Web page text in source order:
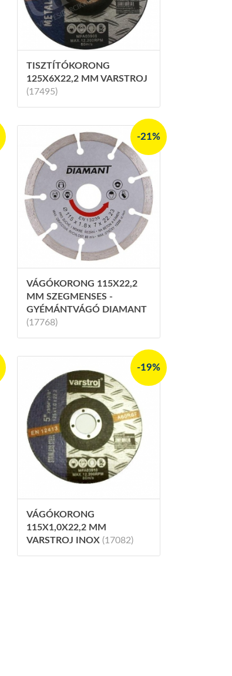
TISZTÍTÓKORONG
125X6X22,2 MM VARSTROJ
(17495)
-21%
VÁGÓKORONG 115X22,2
MM SZEGMENSES -
GYÉMÁNTVÁGÓ DIAMANT
(17768)
-19%
VÁGÓKORONG
115X1,0X22,2 MM
VARSTROJ INOX (17082)